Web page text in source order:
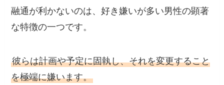
融通が利かないのは、好き嫌いが多い男性の顕著
な特徴の一つです。
彼らは計画や予定に固執し、それを変更すること
を極端に嫌います。